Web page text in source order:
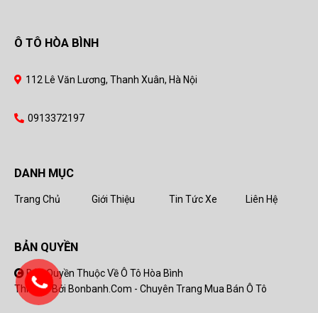
Ô TÔ HÒA BÌNH
112 Lê Văn Lương, Thanh Xuân, Hà Nội
0913372197
DANH MỤC
Trang Chủ Giới Thiệu Tin Tức Xe Liên Hệ
BẢN QUYỀN
Bản Quyền Thuộc Về Ô Tô Hòa Bình
Thiết Kế Bởi Bonbanh.com - Chuyên Trang Mua Bán Ô Tô